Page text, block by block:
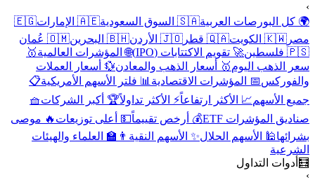
›
🌍 كل البورصات العربية🇸🇦 السوق السعودية 🇦🇪 الإمارات
🇪🇬
مصر 🇰🇼 الكويت 🇶🇦 قطر 🇯🇴 الأردن 🇧🇭 البحرين
🇴🇲 عُمان
🇵🇸 فلسطين
🚀 تقويم الاكتتابات (IPO) 🌐 المؤشرات العالمية🥇
سعر الذهب اليوم🥇 أسعار الذهب والمعادن💱 أسعار العملات
والفوركس📅 المؤشرات الاقتصادية 📊 فلتر الأسهم الأمريكية📋
جميع الأسهم📈 الأكثر ارتفاعاً⚡ الأكثر تداولاً🏆 أكبر الشركات🧺
صناديق المؤشرات ETF
💰 أرخص تقييماً💵 أعلى توزيعات 🔥 موصى
بشرائها🕌 الأسهم الحلال✨ الأسهم النقية 👨‍🏫 العلماء والهيئات
الشرعية
🧮 أدوات التداول
›